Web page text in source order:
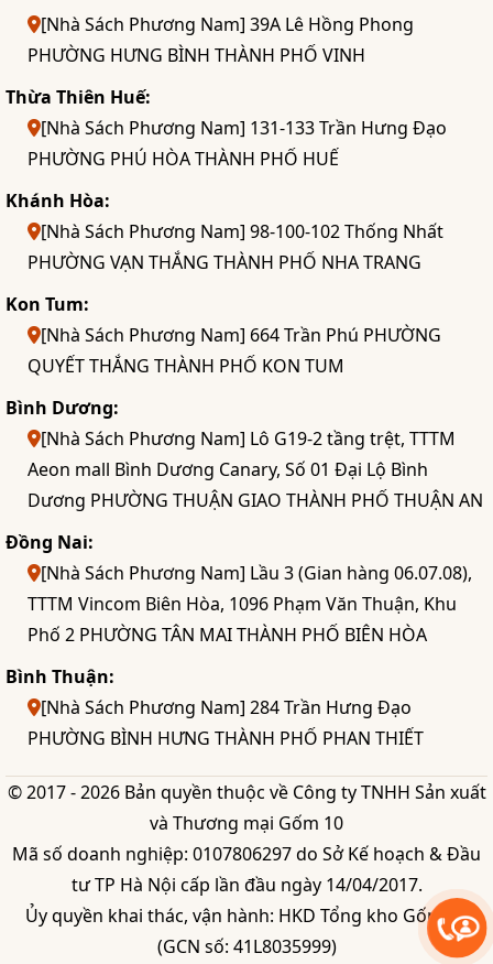
[Nhà Sách Phương Nam] 39A Lê Hồng Phong
PHƯỜNG HƯNG BÌNH THÀNH PHỐ VINH
Thừa Thiên Huế:
[Nhà Sách Phương Nam] 131-133 Trần Hưng Đạo
PHƯỜNG PHÚ HÒA THÀNH PHỐ HUẾ
Khánh Hòa:
[Nhà Sách Phương Nam] 98-100-102 Thống Nhất
PHƯỜNG VẠN THẮNG THÀNH PHỐ NHA TRANG
Kon Tum:
[Nhà Sách Phương Nam] 664 Trần Phú PHƯỜNG
QUYẾT THẮNG THÀNH PHỐ KON TUM
Bình Dương:
[Nhà Sách Phương Nam] Lô G19-2 tầng trệt, TTTM
Aeon mall Bình Dương Canary, Số 01 Đại Lộ Bình
Dương PHƯỜNG THUẬN GIAO THÀNH PHỐ THUẬN AN
Đồng Nai:
[Nhà Sách Phương Nam] Lầu 3 (Gian hàng 06.07.08),
TTTM Vincom Biên Hòa, 1096 Phạm Văn Thuận, Khu
Phố 2 PHƯỜNG TÂN MAI THÀNH PHỐ BIÊN HÒA
Bình Thuận:
[Nhà Sách Phương Nam] 284 Trần Hưng Đạo
PHƯỜNG BÌNH HƯNG THÀNH PHỐ PHAN THIẾT
© 2017 - 2026 Bản quyền thuộc về Công ty TNHH Sản xuất
và Thương mại Gốm 10
Mã số doanh nghiệp: 0107806297 do Sở Kế hoạch & Đầu
tư TP Hà Nội cấp lần đầu ngày 14/04/2017.
Ủy quyền khai thác, vận hành: HKD Tổng kho Gốm 10
(GCN số: 41L8035999)